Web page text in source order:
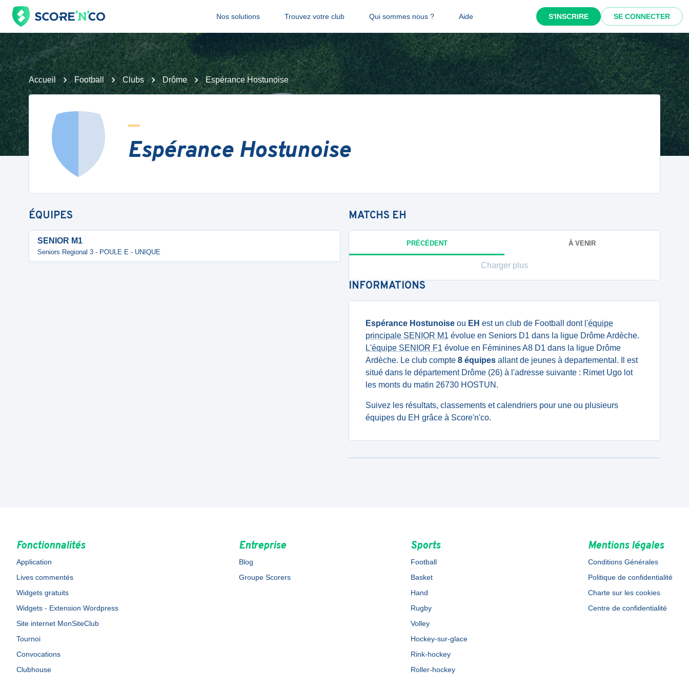
Nos solutions Trouvez votre club Qui sommes nous ? Aide S'INSCRIRE SE CONNECTER
Accueil Football Clubs Drôme Espérance Hostunoise
Espérance Hostunoise
ÉQUIPES
SENIOR M1
Seniors Regional 3 - POULE E - UNIQUE
MATCHS EH
PRÉCÉDENT À VENIR
Charger plus
INFORMATIONS
Espérance Hostunoise ou EH est un club de Football dont l'équipe
principale SENIOR M1 évolue en Seniors D1 dans la ligue Drôme Ardèche.
L'équipe SENIOR F1 évolue en Féminines A8 D1 dans la ligue Drôme
Ardèche. Le club compte 8 équipes allant de jeunes à departemental. Il est
situé dans le département Drôme (26) à l'adresse suivante : Rimet Ugo lot
les monts du matin 26730 HOSTUN.
Suivez les résultats, classements et calendriers pour une ou plusieurs
équipes du EH grâce à Score'n'co.
Fonctionnalités
Application
Lives commentés
Widgets gratuits
Widgets - Extension Wordpress
Site internet MonSiteClub
Tournoi
Convocations
Clubhouse
Entreprise
Blog
Groupe Scorers
Sports
Football
Basket
Hand
Rugby
Volley
Hockey-sur-glace
Rink-hockey
Roller-hockey
Mentions légales
Conditions Générales
Politique de confidentialité
Charte sur les cookies
Centre de confidentialité